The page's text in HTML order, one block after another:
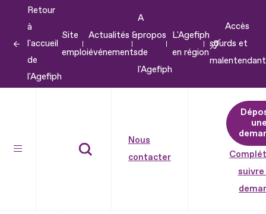
contenu
Retour
à
l'accueil
de
l'Agefiph
Site
emploi
Actualités &
événements
A
propos
de
l'Agefiph
L'Agefiph
en région
Accès
sourds et
Nous
contacter
suivre